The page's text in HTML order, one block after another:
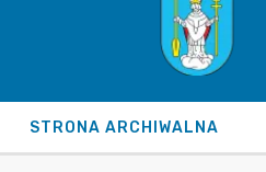
STRONA ARCHIWALNA